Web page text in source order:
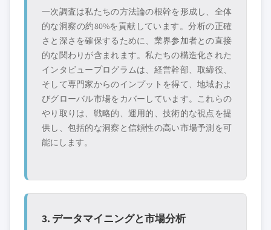
一次調査は私たちの方法論の根幹を形成し、全体
的な洞察の約80%を貢献しています。分析の正確
さと深さを確保するために、業界参加者との直接
的な関わりが含まれます。私たちの構造化された
インタビュープログラムは、経営幹部、取締役、
そして専門家からのインプットを得て、地域およ
びグローバル市場をカバーしています。これらの
やり取りは、戦略的、運用的、技術的な視点を提
供し、包括的な洞察と信頼性の高い市場予測を可
能にします。
3. データマイニングと市場分析